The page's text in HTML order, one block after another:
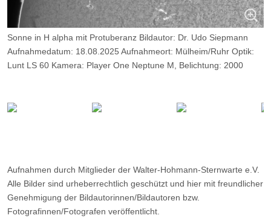
Sonne in H alpha mit Protuberanz Bildautor: Dr. Udo Siepmann
Aufnahmedatum: 18.08.2025 Aufnahmeort: Mülheim/Ruhr Optik:
Lunt LS 60 Kamera: Player One Neptune M, Belichtung: 2000
Aufnahmen durch Mitglieder der Walter-Hohmann-Sternwarte e.V.
Alle Bilder sind urheberrechtlich geschützt und hier mit freundlicher
Genehmigung der Bildautorinnen/Bildautoren bzw.
Fotografinnen/Fotografen veröffentlicht.